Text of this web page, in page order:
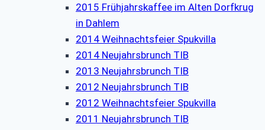
2015 Frühjahrskaffee im Alten Dorfkrug
in Dahlem
2014 Weihnachtsfeier Spukvilla
2014 Neujahrsbrunch TIB
2013 Neujahrsbrunch TIB
2012 Neujahrsbrunch TIB
2012 Weihnachtsfeier Spukvilla
2011 Neujahrsbrunch TIB